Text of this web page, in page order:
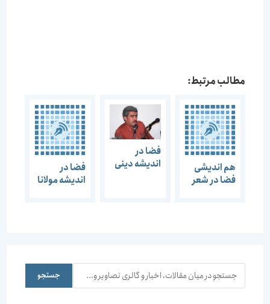
مطالب مرتبط:
هم اندیشی
فضا در شعر
فضا در
اندیشه دینی
فضا در
اندیشه مولانا
جستجو جستجو